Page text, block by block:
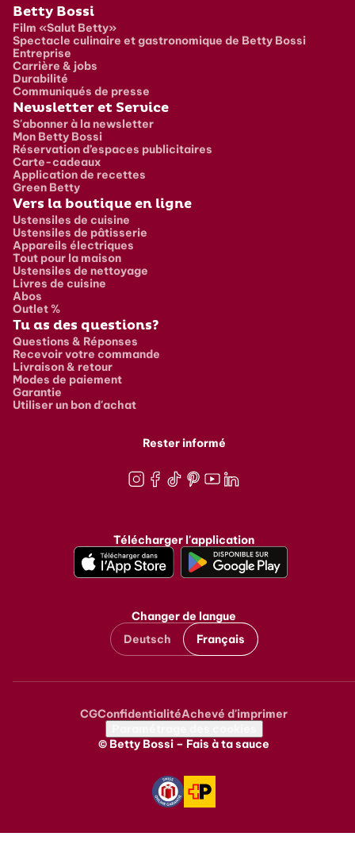
Pied de page
Betty Bossi
Film «Salut Betty»
Spectacle culinaire et gastronomique de Betty Bossi
Entreprise
Carrière & jobs
Durabilité
Communiqués de presse
Newsletter et Service
S'abonner à la newsletter
Mon Betty Bossi
Réservation d’espaces publicitaires
Carte-cadeaux
Application de recettes
Green Betty
Vers la boutique en ligne
Ustensiles de cuisine
Ustensiles de pâtisserie
Appareils électriques
Tout pour la maison
Ustensiles de nettoyage
Livres de cuisine
Abos
Outlet %
Tu as des questions?
Questions & Réponses
Recevoir votre commande
Livraison & retour
Modes de paiement
Garantie
Utiliser un bon d'achat
Rester informé
Télécharger l'application
Changer de langue
Deutsch
Français
Metanavigation
CGConfidentialitéAchevé d'imprimer
© Betty Bossi – Fais à ta sauce